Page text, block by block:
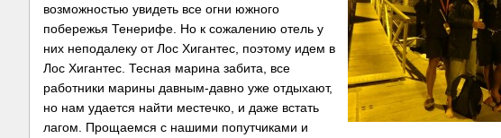
возможностью увидеть все огни южного
побережья Тенерифе. Но к сожалению отель у
них неподалеку от Лос Хигантес, поэтому идем в
Лос Хигантес. Тесная марина забита, все
работники марины давным-давно уже отдыхают,
но нам удается найти местечко, и даже встать
лагом. Прощаемся с нашими попутчиками и